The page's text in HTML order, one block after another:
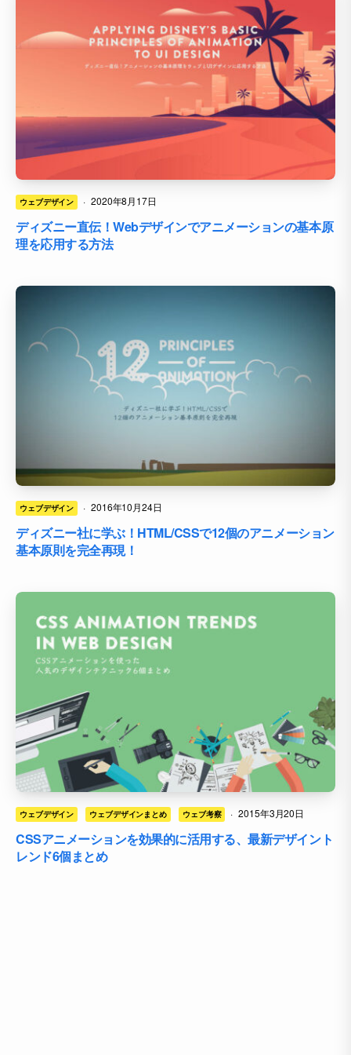
ウェブデザイン · 2020年8月17日
ディズニー直伝！Webデザインでアニメーションの基本原
理を応用する方法
ウェブデザイン · 2016年10月24日
ディズニー社に学ぶ！HTML/CSSで12個のアニメーション
基本原則を完全再現！
ウェブデザイン ウェブデザインまとめ ウェブ考察 · 2015年3月20日
CSSアニメーションを効果的に活用する、最新デザイント
レンド6個まとめ